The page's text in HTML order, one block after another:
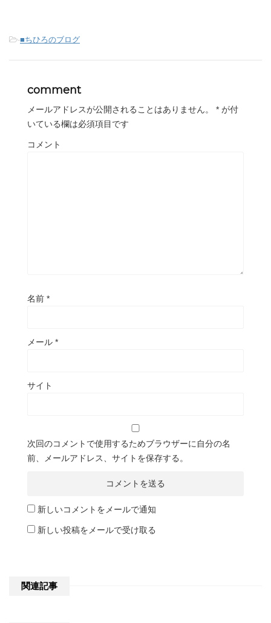
-■ちひろのブログ
comment
メールアドレスが公開されることはありません。 * が付
いている欄は必須項目です
コメント
名前 *
メール *
サイト
次回のコメントで使用するためブラウザーに自分の名
前、メールアドレス、サイトを保存する。
新しいコメントをメールで通知
新しい投稿をメールで受け取る
関連記事